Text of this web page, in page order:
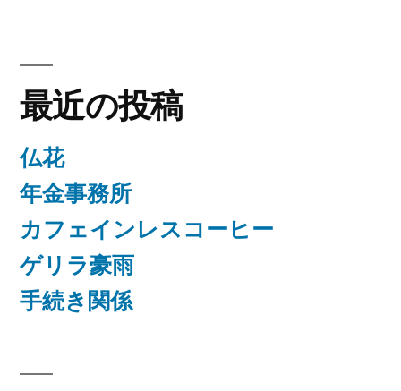
最近の投稿
仏花
年金事務所
カフェインレスコーヒー
ゲリラ豪雨
手続き関係